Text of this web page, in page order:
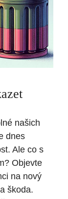
našich
dnes
Ale co s
Objevte
na nový
škoda.